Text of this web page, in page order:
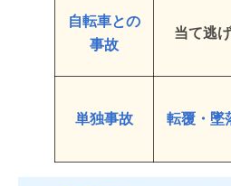
自転車との
事故
当て逃げ
単独事故 転覆・墜